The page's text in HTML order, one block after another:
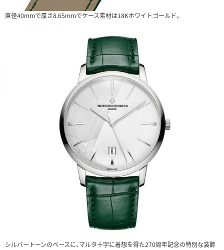
直径40mmで厚さ8.65mmでケース素材は18Kホワイトゴールド。
シルバートーンのベースに、マルタ十字に着想を得た270周年記念の特別な装飾